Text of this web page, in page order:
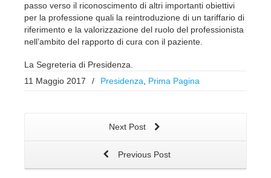
passo verso il riconoscimento di altri importanti obiettivi
per la professione quali la reintroduzione di un tariffario di
riferimento e la valorizzazione del ruolo del professionista
nell’ambito del rapporto di cura con il paziente.
La Segreteria di Presidenza.
11 Maggio 2017
/ Presidenza Prima Pagina
Next Post
Previous Post